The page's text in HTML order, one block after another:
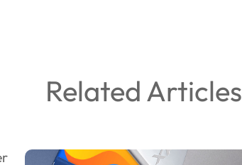
Related Articles